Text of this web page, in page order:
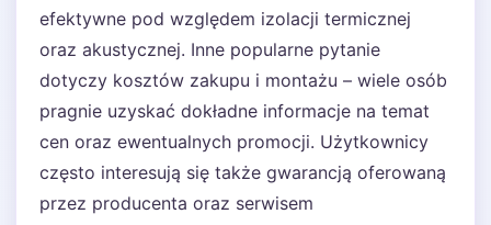
efektywne pod względem izolacji termicznej
oraz akustycznej. Inne popularne pytanie
dotyczy kosztów zakupu i montażu – wiele osób
pragnie uzyskać dokładne informacje na temat
cen oraz ewentualnych promocji. Użytkownicy
często interesują się także gwarancją oferowaną
przez producenta oraz serwisem